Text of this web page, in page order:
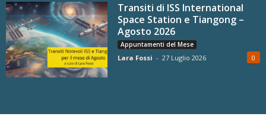
Transiti di ISS International
Space Station e Tiangong –
Agosto 2026
Appuntamenti del Mese
Lara Fossi - 27 Luglio 2026 0